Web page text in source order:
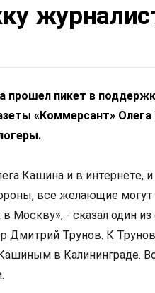
прошел пикет в
«Коммерсант»
Кашина и в интернете,
все желающие
Москву», - сказал один из
Дмитрий Трунов. К
в Калининграде.